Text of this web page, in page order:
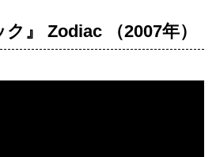
ク』 Zodiac （2007年）